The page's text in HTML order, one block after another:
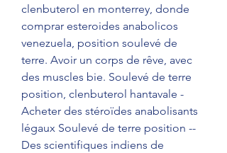
clenbuterol en monterrey, donde
comprar esteroides anabolicos
venezuela, position soulevé de
terre. Avoir un corps de rêve, avec
des muscles bie. Soulevé de terre
position, clenbuterol hantavale -
Acheter des stéroïdes anabolisants
légaux Soulevé de terre position --
Des scientifiques indiens de